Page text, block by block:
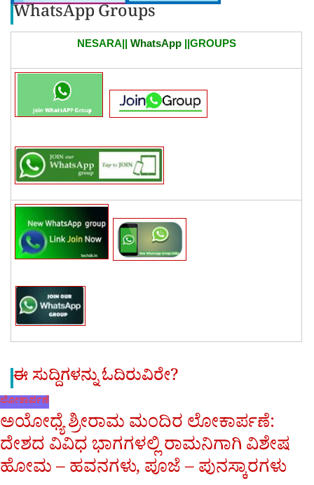
WhatsApp Groups
NESARA|| WhatsApp||GROUPS
ಈ ಸುದ್ದಿಗಳನ್ನು ಓದಿರುವಿರೇ?
ಲೋಕಾರ್ಪಣೆ
ಅಯೋಧ್ಯೆ ಶ್ರೀರಾಮ ಮಂದಿರ ಲೋಕಾರ್ಪಣೆ:
ದೇಶದ ವಿವಿಧ ಭಾಗಗಳಲ್ಲಿ ರಾಮನಿಗಾಗಿ ವಿಶೇಷ
ಹೋಮ – ಹವನಗಳು, ಪೂಜೆ – ಪುನಸ್ಕಾರಗಳು